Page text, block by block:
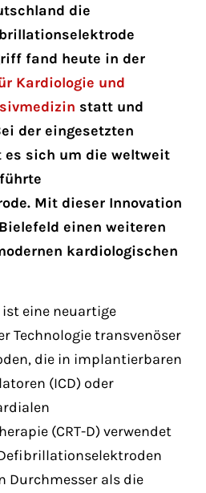
die
fand heute in der
Kardiologie und
statt und
der eingesetzten
es sich um die weltweit
Mit dieser Innovation
einen weiteren
kardiologischen
ist eine neuartige
Technologie transvenöser
die in implantierbaren
(ICD) oder
(CRT-D) verwendet
Durchmesser als die